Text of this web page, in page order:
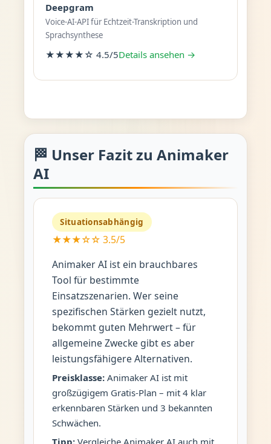
Deepgram
Voice-AI-API für Echtzeit-Transkription und
Sprachsynthese
★★★★☆ 4.5/5Details ansehen →
🏁 Unser Fazit zu Animaker
AI
Situationsabhängig
★★★☆☆ 3.5/5
Animaker AI ist ein brauchbares
Tool für bestimmte
Einsatzszenarien. Wer seine
spezifischen Stärken gezielt nutzt,
bekommt guten Mehrwert – für
allgemeine Zwecke gibt es aber
leistungsfähigere Alternativen.
Preisklasse:Animaker AI ist mit
großzügigem Gratis-Plan – mit 4 klar
erkennbaren Stärken und 3 bekannten
Schwächen.
Tipp:Vergleiche Animaker AI auch mit